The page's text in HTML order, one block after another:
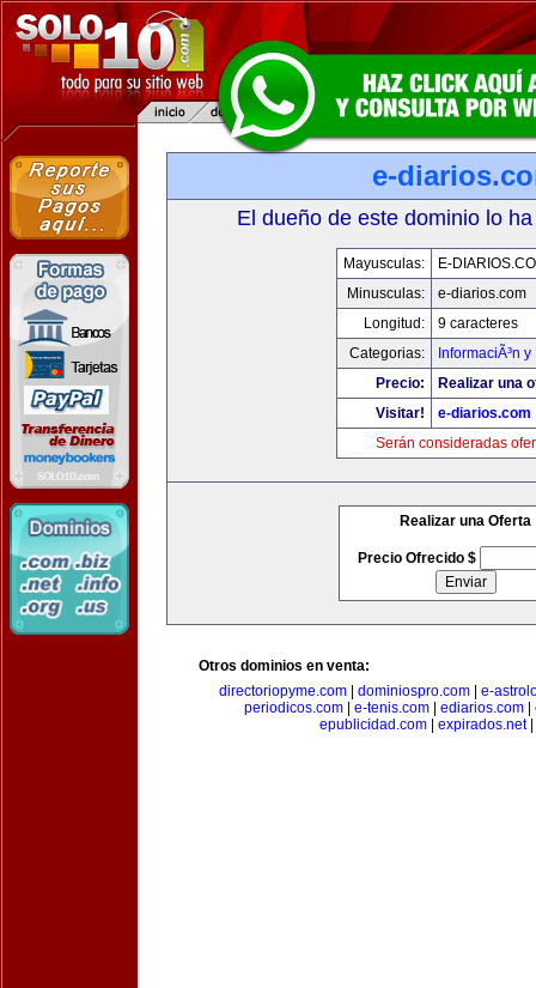
e-
El dueño de este dominio lo
Mayusculas:
E-
Minusculas:
e-diarios.com
Longitud:
9 caracteres
Categorias:
InformaciÃ³n
Precio:
Realizar una
Visitar!
e-diarios.com
Serán consideradas
Realizar una Oferta
Precio Ofrecido $
Otros dominios en venta:
directoriopyme.com| dominiospro.com| e-
periodicos.com| e-tenis.com| ediarios.com|
epublicidad.com
expirados.net|